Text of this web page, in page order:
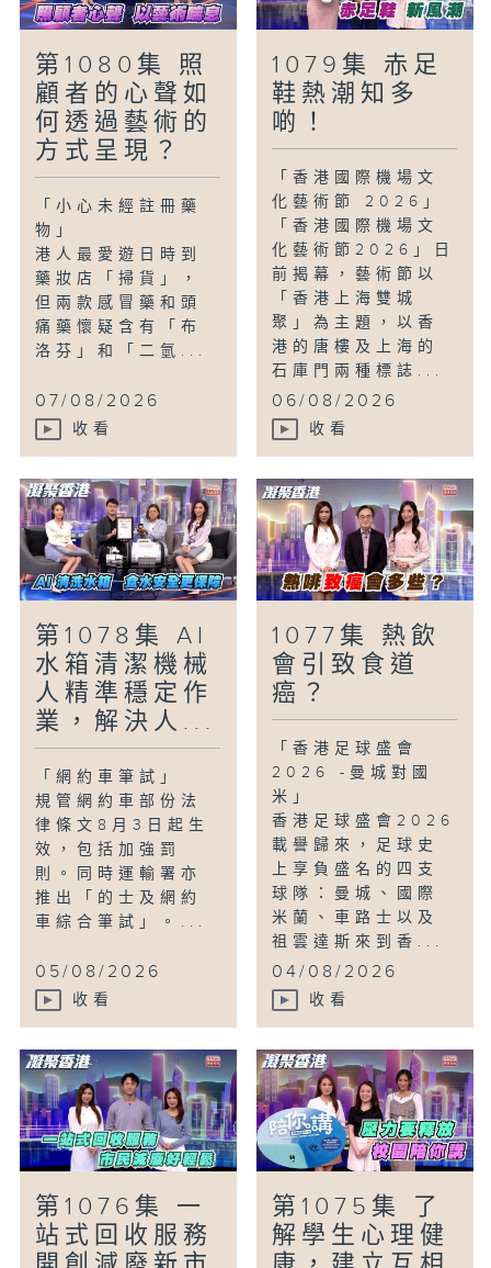
如果能變成一件物件，小朋友最想成為甚
第1080集 照
顧者的心聲如
何透過藝術的
方式呈現？
「小心未經註冊藥
物」
港人最愛遊日時到
藥妝店「掃貨」，
但兩款感冒藥和頭
痛藥懷疑含有「布
洛芬」和「二氫...
07/08/2026
收看
1079集 赤足
鞋熱潮知多
啲！
「香港國際機場文
化藝術節 2026」
「香港國際機場文
化藝術節2026」日
前揭幕，藝術節以
「香港上海雙城
聚」為主題，以香
港的唐樓及上海的
石庫門兩種標誌...
06/08/2026
收看
第1078集 AI
水箱清潔機械
人精準穩定作
業，解決人...
「網約車筆試」
規管網約車部份法
律條文8月3日起生
效，包括加強罰
則。同時運輸署亦
推出「的士及網約
車綜合筆試」。...
05/08/2026
收看
1077集 熱飲
會引致食道
癌？
「香港足球盛會
2026 -曼城對國
米」
香港足球盛會2026
載譽歸來，足球史
上享負盛名的四支
球隊：曼城、國際
米蘭、車路士以及
祖雲達斯來到香...
04/08/2026
收看
第1076集 一
站式回收服務
第1075集 了
解學生心理健